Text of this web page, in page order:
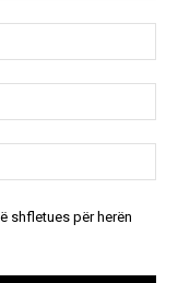
shfletues për herën